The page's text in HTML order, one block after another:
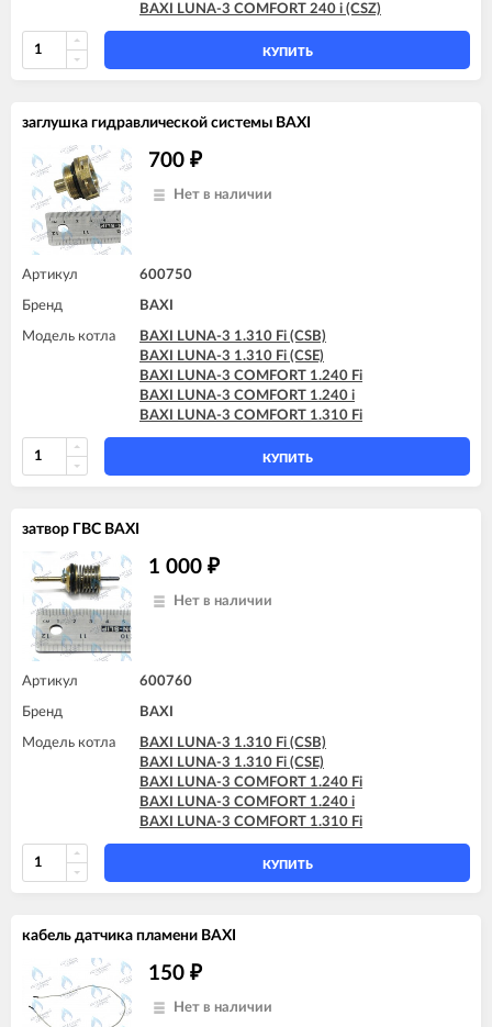
BAXI LUNA-3 COMFORT 240 i (CSZ)
КУПИТЬ
заглушка гидравлической системы BAXI
700 ₽
Нет в наличии
Артикул 600750
Бренд BAXI
Модель котла
BAXI LUNA-3 1.310 Fi (CSB)
BAXI LUNA-3 1.310 Fi (CSE)
BAXI LUNA-3 COMFORT 1.240 Fi
BAXI LUNA-3 COMFORT 1.240 i
BAXI LUNA-3 COMFORT 1.310 Fi
КУПИТЬ
затвор ГВС BAXI
1 000 ₽
Нет в наличии
Артикул 600760
Бренд BAXI
Модель котла
BAXI LUNA-3 1.310 Fi (CSB)
BAXI LUNA-3 1.310 Fi (CSE)
BAXI LUNA-3 COMFORT 1.240 Fi
BAXI LUNA-3 COMFORT 1.240 i
BAXI LUNA-3 COMFORT 1.310 Fi
КУПИТЬ
кабель датчика пламени BAXI
150 ₽
Нет в наличии